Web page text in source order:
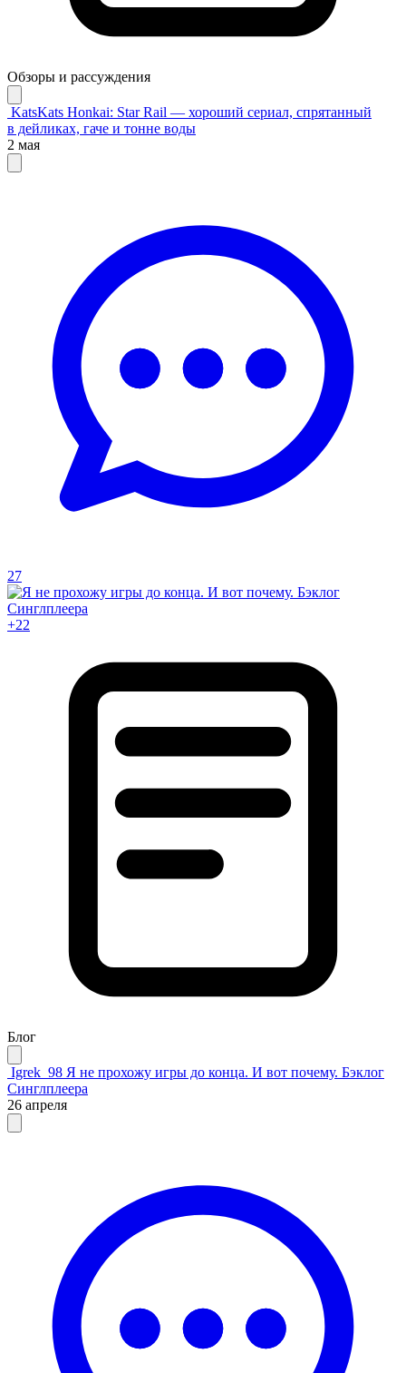
Обзоры и рассуждения
KatsKats Honkai: Star Rail — хороший сериал, спрятанный
в дейликах, гаче и тонне воды
2 мая
27
+22
Блог
Igrek_98 Я не прохожу игры до конца. И вот почему. Бэклог
Синглплеера
26 апреля